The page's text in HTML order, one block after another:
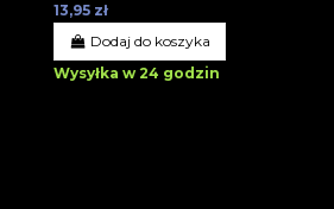
13,95 zł
Dodaj do koszyka
Wysyłka w 24 godzin